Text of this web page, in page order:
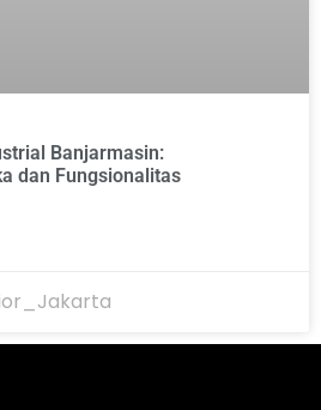
Banjarmasin:
dan Fungsionalitas